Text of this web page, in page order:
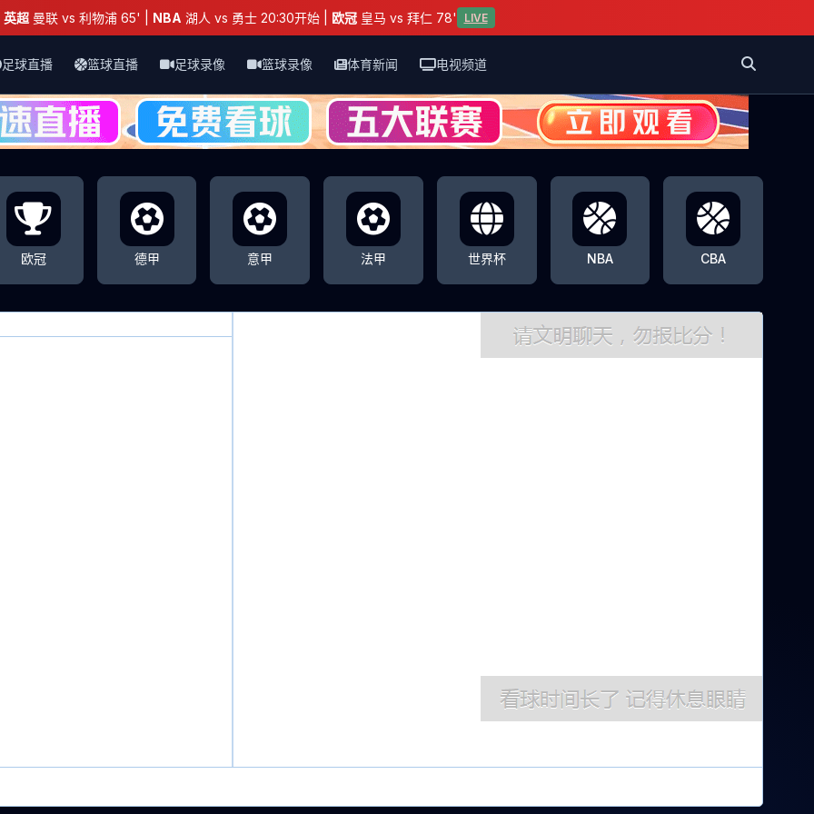
英超曼联 vs 利物浦 65' | NBA 湖人 vs 勇士 20:30开始 | 欧冠皇马 vs 拜仁 78' LIVE
足球直播 篮球直播 足球录像 篮球录像 体育新闻 电视频道
欧冠 德甲 意甲 法甲 世界杯 NBA CBA